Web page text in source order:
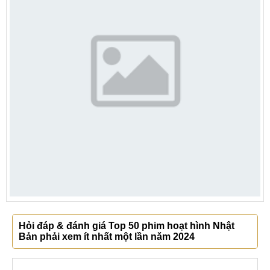
Hỏi đáp & đánh giá Top 50 phim hoạt hình Nhật
Bản phải xem ít nhất một lần năm 2024